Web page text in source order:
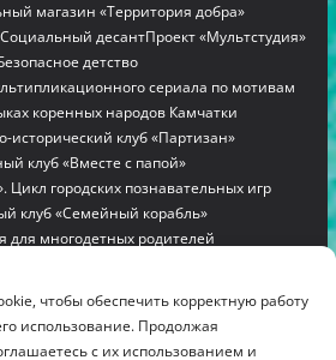
чтобы обеспечить корректную работу
использование. Продолжая
с их использованием и
магазин «Территория добра»
Социальный десантПроект «Мультстудия»
детство
сериала по мотивам
коренных народов Камчатки
исторический клуб «Партизан»
клуб «Вместе с папой»
Цикл городских познавательных игр
клуб «Семейный корабль»
для многодетных родителей
БЛАГОТВОРИТЕЛЬНЫЙ ФОНД
. All rights reserved.
помощи многодетным семьям